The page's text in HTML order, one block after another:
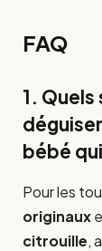
FAQ
1.
bébé
Pour les
originaux
citrouille,